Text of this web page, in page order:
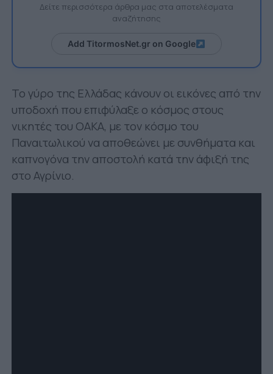
Δείτε περισσότερα άρθρα μας στα αποτελέσματα
αναζήτησης
Add TitormosNet.gr on Google
Το γύρο της Ελλάδας κάνουν οι εικόνες από την
υποδοχή που επιφύλαξε ο κόσμος στους
νικητές του ΟΑΚΑ, με τον κόσμο του
Παναιτωλικού να αποθεώνει με συνθήματα και
καπνογόνα την αποστολή κατά την άφιξή της
στο Αγρίνιο.